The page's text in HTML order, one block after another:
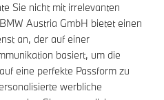
Sie nicht mit irrelevanten
Austria GmbH bietet einen
an, der auf einer
basiert, um die
eine perfekte Passform zu
werbliche